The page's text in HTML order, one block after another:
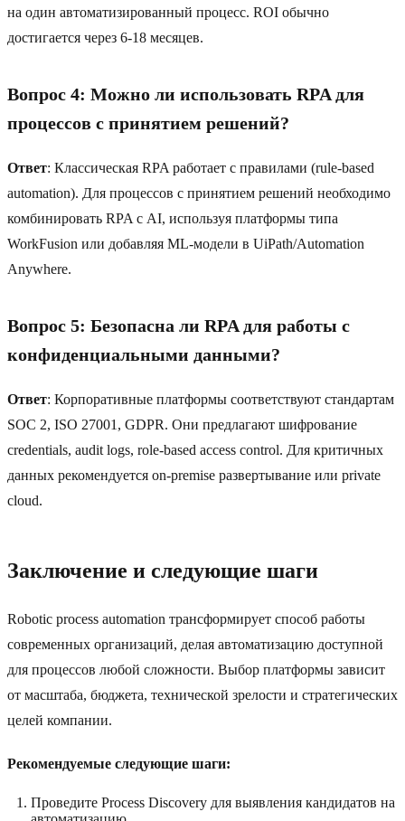
на один автоматизированный процесс. ROI обычно
достигается через 6-18 месяцев.
Вопрос 4: Можно ли использовать RPA для
процессов с принятием решений?
Ответ: Классическая RPA работает с правилами (rule-based
automation). Для процессов с принятием решений необходимо
комбинировать RPA с AI, используя платформы типа
WorkFusion или добавляя ML-модели в UiPath/Automation
Anywhere.
Вопрос 5: Безопасна ли RPA для работы с
конфиденциальными данными?
Ответ: Корпоративные платформы соответствуют стандартам
SOC 2, ISO 27001, GDPR. Они предлагают шифрование
credentials, audit logs, role-based access control. Для критичных
данных рекомендуется on-premise развертывание или private
cloud.
Заключение и следующие шаги
Robotic process automation трансформирует способ работы
современных организаций, делая автоматизацию доступной
для процессов любой сложности. Выбор платформы зависит
от масштаба, бюджета, технической зрелости и стратегических
целей компании.
Рекомендуемые следующие шаги:
Проведите Process Discovery для выявления кандидатов на